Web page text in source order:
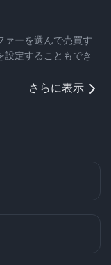
ァーを選んで売買す
定することもでき
さらに表示